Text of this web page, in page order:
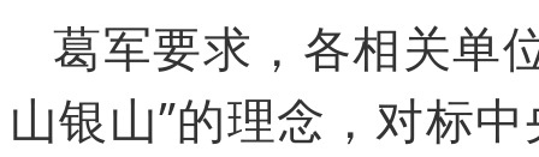
葛军要求，各相关单
山银山”的理念，对标